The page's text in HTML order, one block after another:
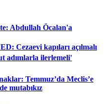
Abdullah Öcalan'a
Cezaevi kapıları açılmalı
adımlarla ilerlemeli'
Temmuz’da Meclis’e
mutabıkız